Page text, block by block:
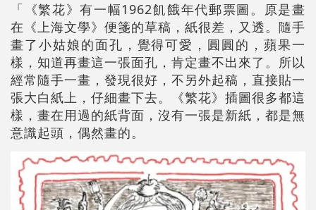
「《繁花》有一幅1962飢餓年代郵票圖。原是畫
在《上海文學》便箋的草稿，紙很差，又透。隨手
畫了小姑娘的面孔，覺得可愛，圓圓的，蘋果一
樣，知道再畫這一張面孔，肯定畫不出來了。所以
經常隨手一畫，發現很好，不另外起稿，直接貼一
張大白紙上，仔細畫下去。《繁花》插圖很多都這
樣，畫在用過的紙背面，沒有一張是新紙，都是無
意識起頭，偶然畫的。